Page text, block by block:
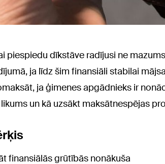
piespiedu dīkstāve radījusi ne
ja līdz šim finansiāli stabilai
ja ģimenes apgādnieks ir
un kā uzsākt maksātnespējas
finansiālās grūtībās nonākuša